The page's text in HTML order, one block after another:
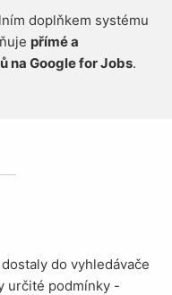
přímé a
na Google for Jobs.
určité podmínky -